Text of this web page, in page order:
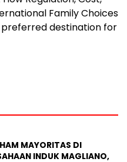
Family Choices
preferred destination for
MAYORITAS DI
INDUK MAGLIANO,